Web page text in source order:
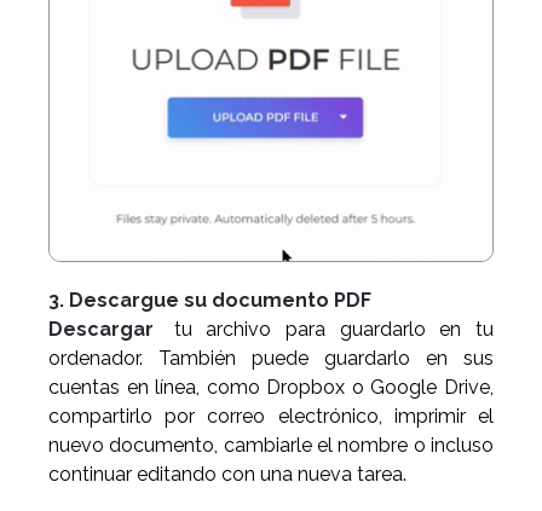
3. Descargue su documento PDF
Descargar
tu archivo para guardarlo en tu
ordenador. También puede guardarlo en sus
cuentas en línea, como Dropbox o Google Drive,
compartirlo por correo electrónico, imprimir el
nuevo documento, cambiarle el nombre o incluso
continuar editando con una nueva tarea.